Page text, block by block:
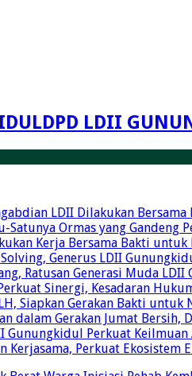
DPD LDII
LDII Dilakukan
Satunya Ormas yang
Kerja Bersama Bakti
Generus LDII
Ratusan Generasi Muda
Sinergi, Kesadaran
Siapkan Gerakan Bakti
dalam Gerakan Jumat Bersih,
Gunungkidul Perkuat Keilmuan
Kerjasama, Perkuat Ekosistem